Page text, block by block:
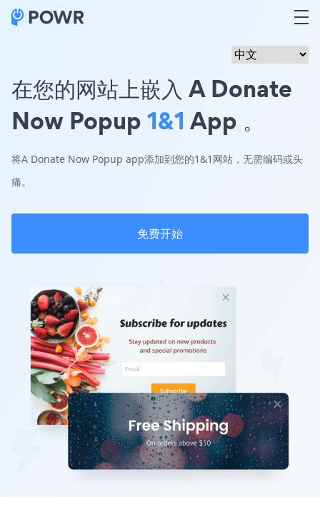
在您的网站上嵌入 A Donate
Now Popup1&1 App 。
将A Donate Now Popup app添加到您的1&1网站，无需编码或头
痛。
免费开始